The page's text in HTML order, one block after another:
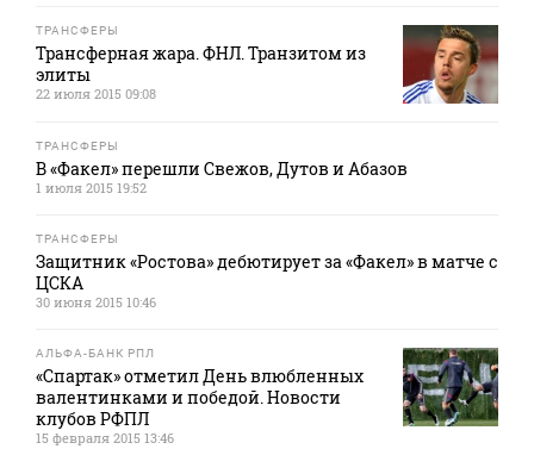
ТРАНСФЕРЫ
Трансферная жара. ФНЛ. Транзитом из
элиты
22 июля 2015 09:08
ТРАНСФЕРЫ
В «Факел» перешли Свежов, Дутов и Абазов
1 июля 2015 19:52
ТРАНСФЕРЫ
Защитник «Ростова» дебютирует за «Факел» в матче с
ЦСКА
30 июня 2015 10:46
АЛЬФА-БАНК РПЛ
«Спартак» отметил День влюбленных
валентинками и победой. Новости
клубов РФПЛ
15 февраля 2015 13:46